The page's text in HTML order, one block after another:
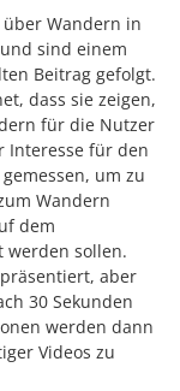
Wandern in
sind einem
Beitrag gefolgt.
dass sie zeigen,
für die Nutzer
Interesse für den
um zu
Wandern
dem
sollen.
aber
30 Sekunden
werden dann
Videos zu